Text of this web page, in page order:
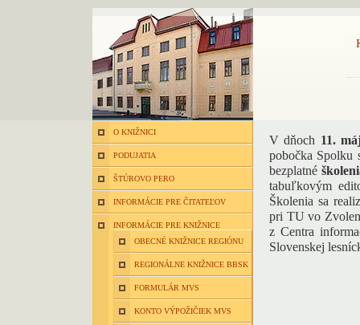
O KNIŽNICI
PODUJATIA
ŠTÚROVO PERO
INFORMÁCIE PRE ČITATEĽOV
INFORMÁCIE PRE KNIŽNICE
OBECNÉ KNIŽNICE REGIÓNU
REGIONÁLNE KNIŽNICE BBSK
FORMULÁR MVS
KONTO VÝPOŽIČIEK MVS
V dňoch 11.
pobočka Spolku
bezplatné
tabuľkovým
Školenia sa
pri TU vo
z Centra
Slovenskej